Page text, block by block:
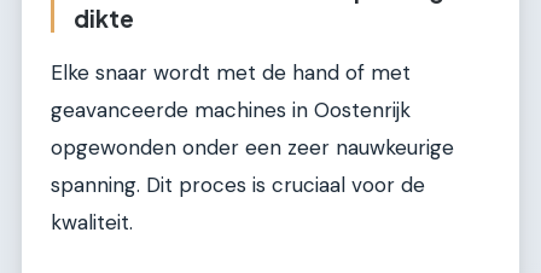
dikte
Elke snaar wordt met de hand of met
geavanceerde machines in Oostenrijk
opgewonden onder een zeer nauwkeurige
spanning. Dit proces is cruciaal voor de
kwaliteit.